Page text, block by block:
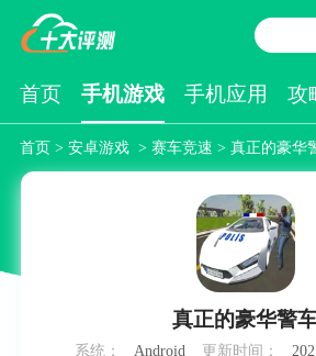
首页 手机游戏 手机应用 攻
首页> 安卓游戏 > 赛车竞速 > 真正的豪华
真正的豪华警
系统： Android 更新时间：